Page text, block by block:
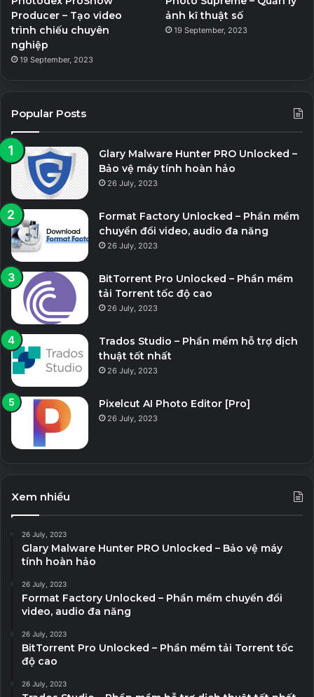
Producer – Tạo video
trình chiếu chuyên
nghiệp
19 September, 2023
ảnh kĩ thuật số
19 September, 2023
Popular Posts
Glary Malware Hunter PRO Unlocked –
Bảo vệ máy tính hoàn hảo
26 July, 2023
Format Factory Unlocked – Phần mềm
chuyển đổi video, audio đa năng
26 July, 2023
BitTorrent Pro Unlocked – Phần mềm
tải Torrent tốc độ cao
26 July, 2023
Trados Studio – Phần mềm hỗ trợ dịch
thuật tốt nhất
26 July, 2023
Pixelcut AI Photo Editor [Pro]
26 July, 2023
Xem nhiều
26 July, 2023
Glary Malware Hunter PRO Unlocked – Bảo vệ máy
tính hoàn hảo
26 July, 2023
Format Factory Unlocked – Phần mềm chuyển đổi
video, audio đa năng
26 July, 2023
BitTorrent Pro Unlocked – Phần mềm tải Torrent tốc
độ cao
26 July, 2023